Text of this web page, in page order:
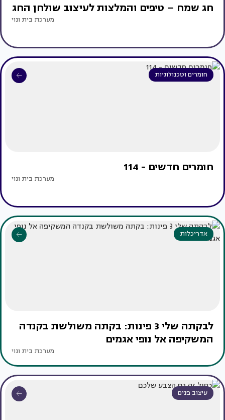
חג שמח – טיפים והמלצות לעיצוב שולחן החג
מערכת בית ונוי
חומרים וטכנולוגיות
חומרים חדשים - 114
מערכת בית ונוי
אדריכלות
לבקתה שלי 3 פינות: בקתה משולשת בקנדה
המשקיפה אל נופי אגמים
מערכת בית ונוי
עיצוב פנים